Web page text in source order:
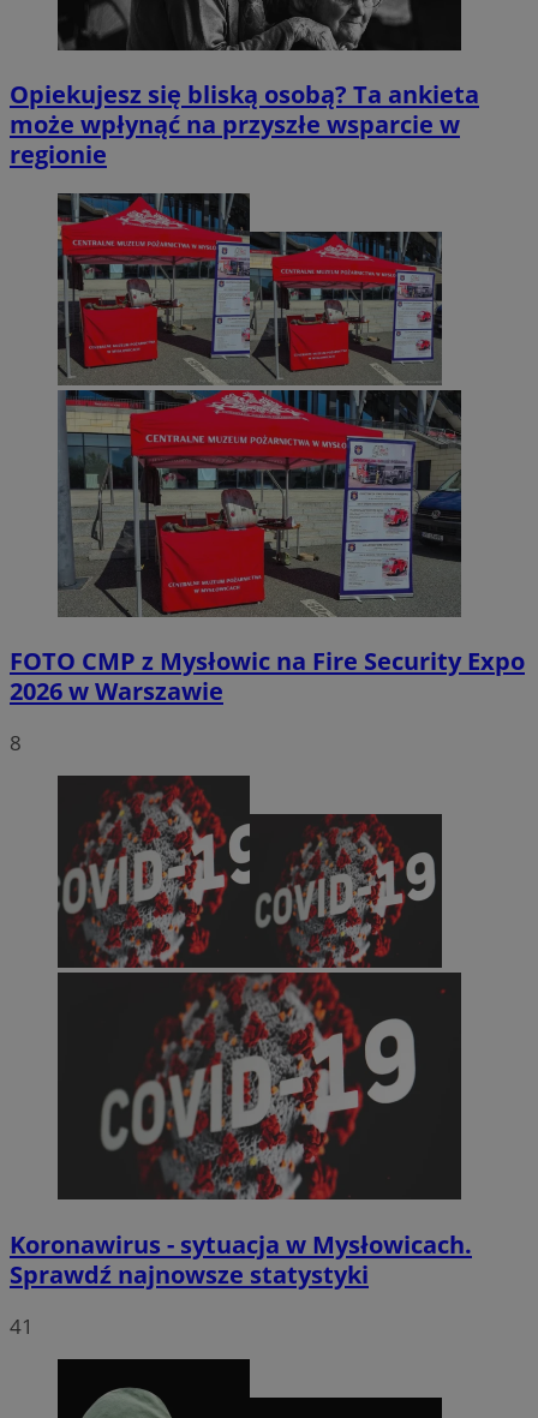
Opiekujesz się bliską osobą? Ta ankieta
może wpłynąć na przyszłe wsparcie w
regionie
FOTO CMP z Mysłowic na Fire Security Expo
2026 w Warszawie
8
Koronawirus - sytuacja w Mysłowicach.
Sprawdź najnowsze statystyki
41